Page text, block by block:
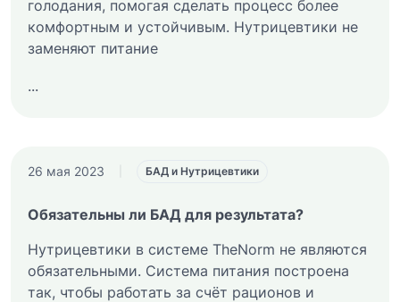
голодания, помогая сделать процесс более
комфортным и устойчивым. Нутрицевтики не
заменяют питание
...
26 мая 2023 БАД и Нутрицевтики
Обязательны ли БАД для результата?
Нутрицевтики в системе TheNorm не являются
обязательными. Система питания построена
так, чтобы работать за счёт рационов и